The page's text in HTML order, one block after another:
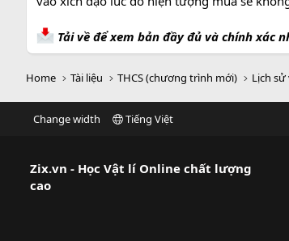
Tải về để xem bản đầy đủ và chính xác
Home Tài liệu THCS (chương trình mới) Lịch sử
Change width Tiếng Việt
Zix.vn - Học Vật lí Online chất lượng
cao